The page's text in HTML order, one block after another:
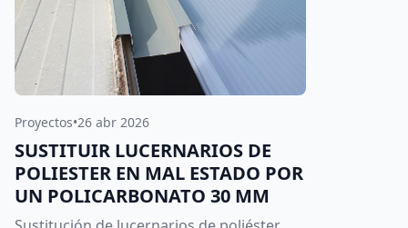
Proyectos•26 abr 2026
SUSTITUIR LUCERNARIOS DE
POLIESTER EN MAL ESTADO POR
UN POLICARBONATO 30 MM